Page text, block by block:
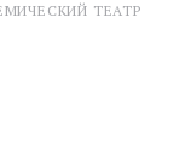
ТЕАТР